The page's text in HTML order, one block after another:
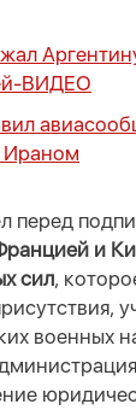
ВИДЕО
Ираном
перед
и
сил,
военных